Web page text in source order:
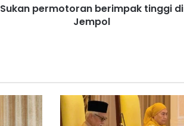
Sukan permotoran berimpak tinggi di
Jempol